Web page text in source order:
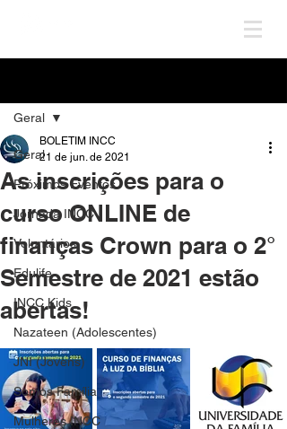
Geral
Próximos Eventos
Jornada INCC
Voluntários
Edulife
INCC Kids
Nazateen (Adolescentes)
JNI (Jovens)
Somos Família
Mulheres INCC
Geral
As inscrições para o
curso ONLINE de
finanças Crown para o 2°
Semestre de 2021 estão
abertas!
BOLETIM INCC
21 de jun. de 2021